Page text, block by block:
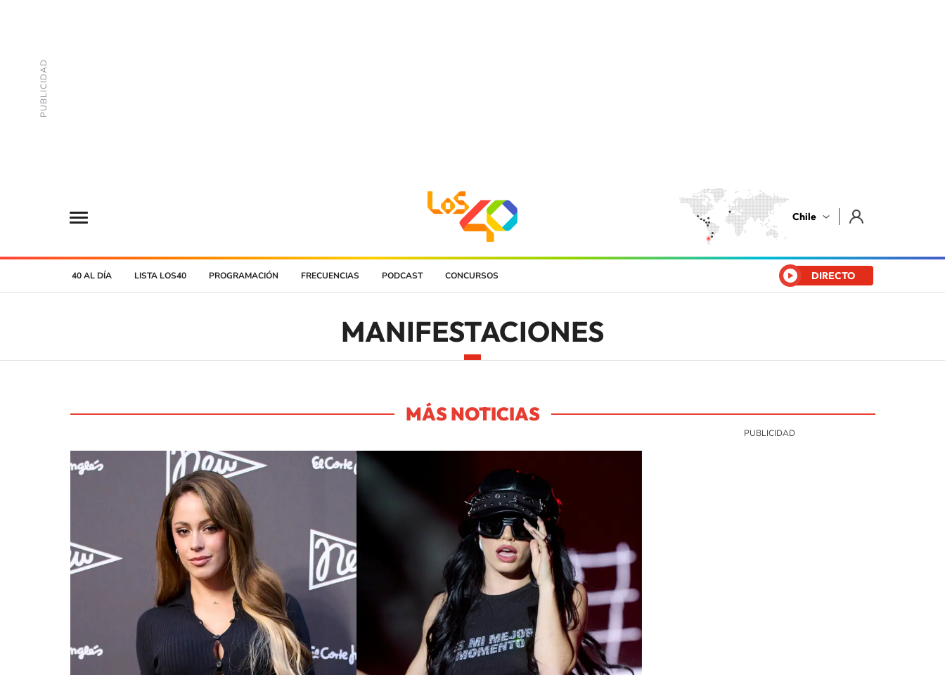
Chile
40 AL DÍA LISTA LOS40 PROGRAMACIÓN FRECUENCIAS PODCAST CONCURSOS DIRECTO
MANIFESTACIONES
MÁS NOTICIAS